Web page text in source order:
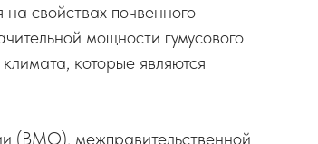
свойствах почвенного
мощности гумусового
которые являются
(ВМО), межправительственной